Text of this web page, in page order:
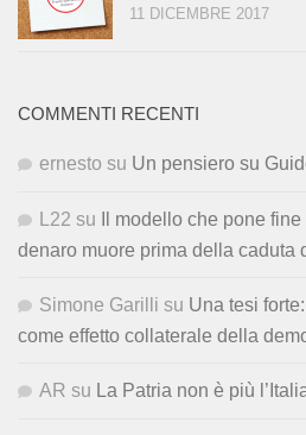
11 DICEMBRE 2017
COMMENTI RECENTI
ernesto su Un pensiero su
L22 su
Il modello che pone
denaro muore prima della caduta
Simone Garilli su Una tesi
come effetto collaterale della
AR su La Patria non è più